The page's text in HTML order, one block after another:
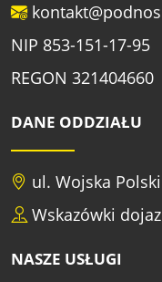
NIP 853-151-17-95
REGON 321404660
DANE ODDZIAŁU
ul. Wojska
Wskazówki
NASZE USŁUGI